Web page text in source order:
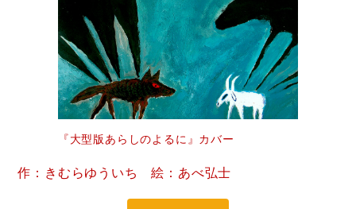
『大型版あらしのよるに』カバー
作：きむらゆういち 絵：あべ弘士